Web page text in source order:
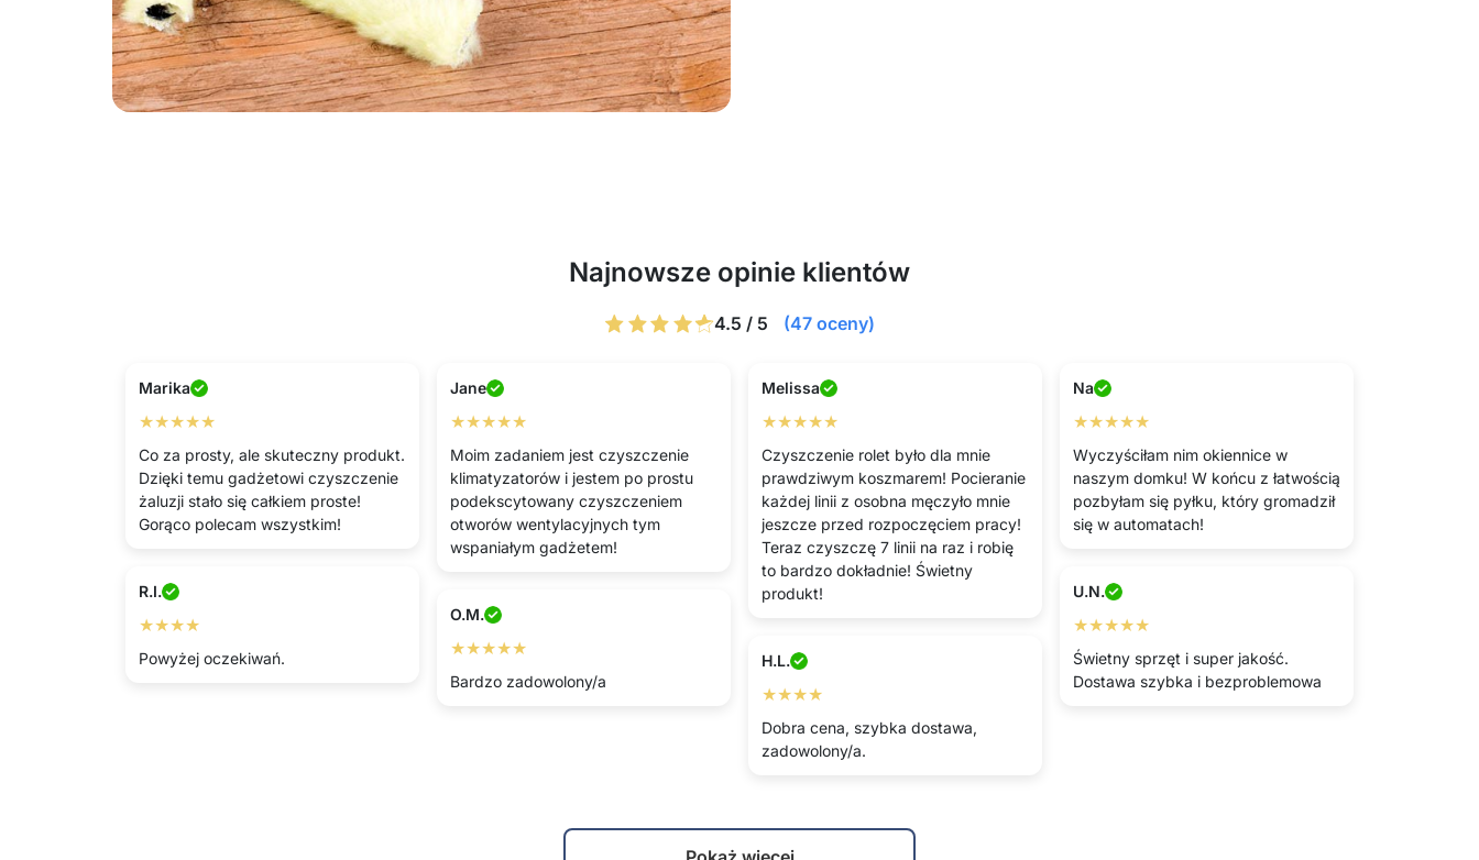
Najnowsze opinie klientów
4.5 / 5 (47 oceny)
Marika
★★★★★
Co za prosty, ale skuteczny produkt.
Dzięki temu gadżetowi czyszczenie
żaluzji stało się całkiem proste!
Gorąco polecam wszystkim!
Jane
★★★★★
Moim zadaniem jest czyszczenie
klimatyzatorów i jestem po prostu
podekscytowany czyszczeniem
otworów wentylacyjnych tym
wspaniałym gadżetem!
Melissa
★★★★★
Czyszczenie rolet było dla mnie
prawdziwym koszmarem! Pocieranie
każdej linii z osobna męczyło mnie
jeszcze przed rozpoczęciem pracy!
Teraz czyszczę 7 linii na raz i robię
to bardzo dokładnie! Świetny
produkt!
Na
★★★★★
Wyczyściłam nim okiennice w
naszym domku! W końcu z łatwością
pozbyłam się pyłku, który gromadził
się w automatach!
R.I.
★★★★
Powyżej oczekiwań.
U.N.
★★★★★
Świetny sprzęt i super jakość.
Dostawa szybka i bezproblemowa
O.M.
★★★★★
Bardzo zadowolony/a
H.L.
★★★★
Dobra cena, szybka dostawa,
zadowolony/a.